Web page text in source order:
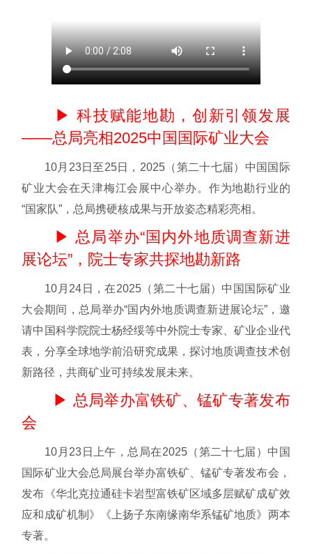
▶ 科技赋能地勘，创新引领发展
——总局亮相2025中国国际矿业大会
10月23日至25日，2025（第二十七届）中国国际
矿业大会在天津梅江会展中心举办。作为地勘行业的
“国家队”，总局携硬核成果与开放姿态精彩亮相。
▶ 总局举办“国内外地质调查新进
展论坛”，院士专家共探地勘新路
10月24日，在2025（第二十七届）中国国际矿业
大会期间，总局举办“国内外地质调查新进展论坛”，邀
请中国科学院院士杨经绥等中外院士专家、矿业企业代
表，分享全球地学前沿研究成果，探讨地质调查技术创
新路径，共商矿业可持续发展未来。
▶ 总局举办富铁矿、锰矿专著发布
会
10月23日上午，总局在2025（第二十七届）中国
国际矿业大会总局展台举办富铁矿、锰矿专著发布会，
发布《华北克拉通硅卡岩型富铁矿区域多层赋矿成矿效
应和成矿机制》《上扬子东南缘南华系锰矿地质》两本
专著。